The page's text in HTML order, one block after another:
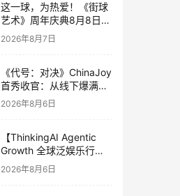
这一球，为热爱！《街球
艺术》周年庆典8月8日正
式上线，多重福利与全新
内容同步开启
2026年8月7日
《代号：对决》ChinaJoy
首秀收官：从线下爆满看
见玩家的真实期待
2026年8月6日
【ThinkingAI Agentic
Growth 全球泛娱乐行业
峰会】Agent 时代，人到
底负责什么
2026年8月6日